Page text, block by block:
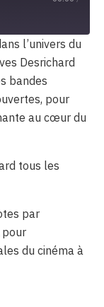
l’univers du
Desrichard
bandes
pour
au cœur du
tous les
par
pour
du cinéma à